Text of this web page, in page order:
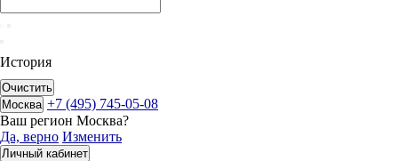
История
Очистить
Москва +7 (495) 745-05-08
Ваш регион Москва?
Да, верно Изменить
Личный кабинет